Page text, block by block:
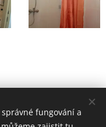
fungování a